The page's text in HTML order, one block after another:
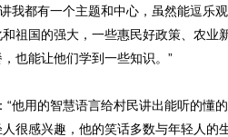
都有一个主题和中心，虽然能逗乐
祖国的强大，一些惠民好政策、农业
也能让他们学到一些知识。”
用的智慧语言给村民讲出能听的懂
很感兴趣，他的笑话多数与年轻人的